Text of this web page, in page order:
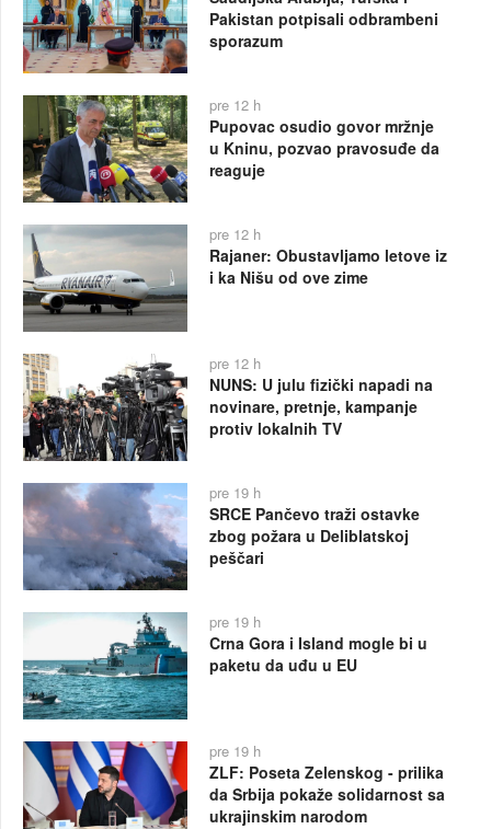
Pakistan potpisali odbrambeni
sporazum
pre 12 h
Pupovac osudio govor mržnje
u Kninu, pozvao pravosuđe da
reaguje
pre 12 h
Rajaner: Obustavljamo letove iz
i ka Nišu od ove zime
pre 12 h
NUNS: U julu fizički napadi na
novinare, pretnje, kampanje
protiv lokalnih TV
pre 19 h
SRCE Pančevo traži ostavke
zbog požara u Deliblatskoj
peščari
pre 19 h
Crna Gora i Island mogle bi u
paketu da uđu u EU
pre 19 h
ZLF: Poseta Zelenskog - prilika
da Srbija pokaže solidarnost sa
ukrajinskim narodom